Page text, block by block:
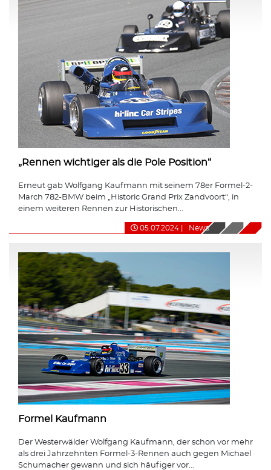
„Rennen wichtiger als die Pole Position“
Erneut gab Wolfgang Kaufmann mit seinem 78er Formel-2-
March 782-BMW beim „Historic Grand Prix Zandvoort“, in
einem weiteren Rennen zur Historischen...
05.07.2024 News
Formel Kaufmann
Der Westerwälder Wolfgang Kaufmann, der schon vor mehr
als drei Jahrzehnten Formel-3-Rennen auch gegen Michael
Schumacher gewann und sich häufiger vor...